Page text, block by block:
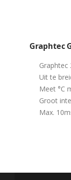
Graphtec
Graphtec
Uit te
Meet °C
Groot
Max.